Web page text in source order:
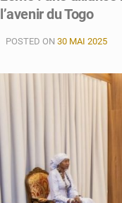
de
fêté,
Partenariat
l’avenir du Togo
POSTED ON 30 MAI 2025